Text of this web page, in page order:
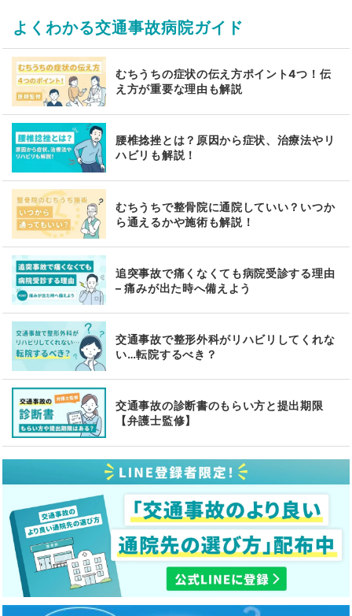
よくわかる交通事故病院ガイド
むちうちの症状の伝え方ポイント4つ！伝
え方が重要な理由も解説
腰椎捻挫とは？原因から症状、治療法やリ
ハビリも解説！
むちうちで整骨院に通院していい？いつか
ら通えるかや施術も解説！
追突事故で痛くなくても病院受診する理由
– 痛みが出た時へ備えよう
交通事故で整形外科がリハビリしてくれな
い…転院するべき？
交通事故の診断書のもらい方と提出期限
【弁護士監修】